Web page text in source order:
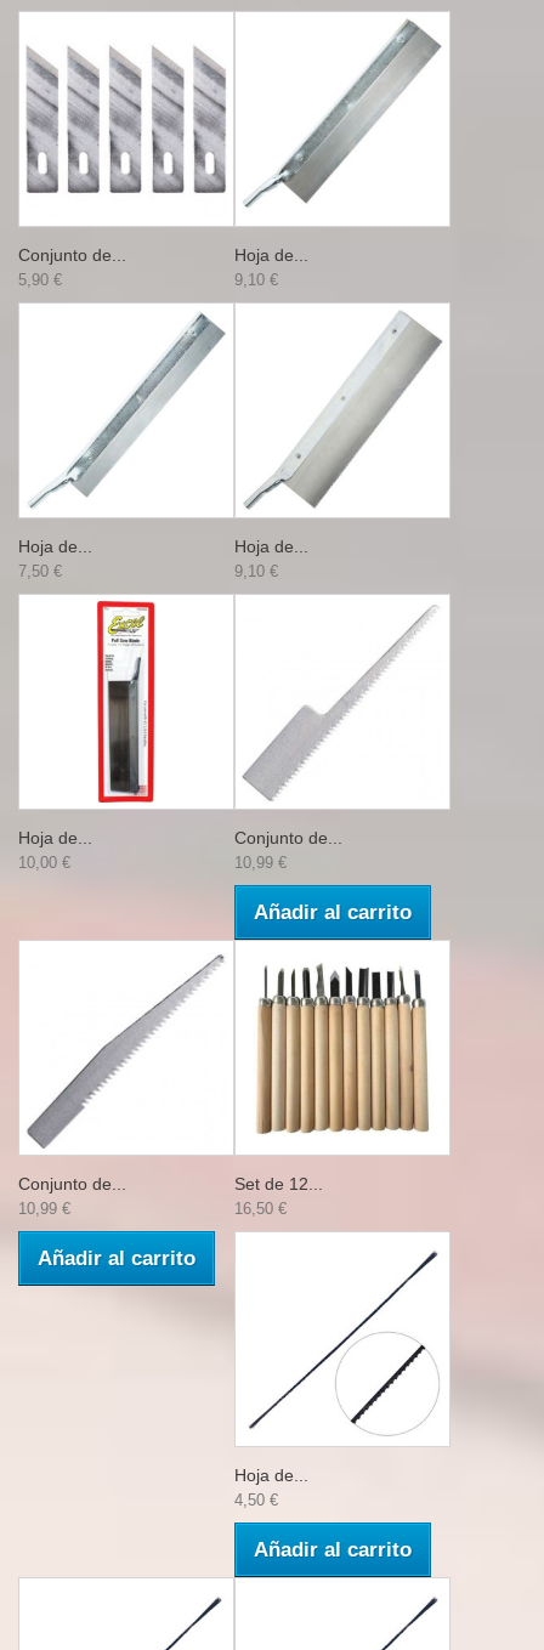
Conjunto de...
5,90 €
Hoja de...
9,10 €
Hoja de...
7,50 €
Hoja de...
9,10 €
Hoja de...
10,00 €
Conjunto de...
10,99 €
Añadir al carrito
Conjunto de...
10,99 €
Añadir al carrito
Set de 12...
16,50 €
Hoja de...
4,50 €
Añadir al carrito